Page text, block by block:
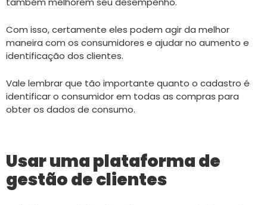
Com isso, certamente eles podem agir da melhor
maneira com os consumidores e ajudar no aumento e
identificação dos clientes.
Vale lembrar que tão importante quanto o cadastro é
identificar o consumidor em todas as compras para
obter os dados de consumo.
Usar uma plataforma de
gestão de clientes